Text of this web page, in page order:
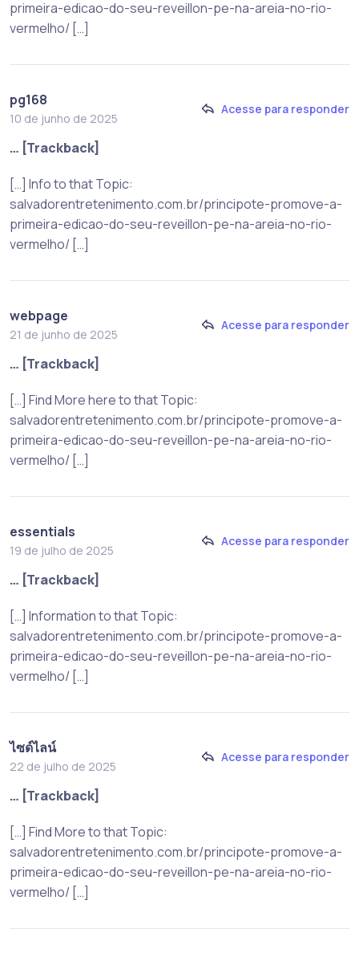
primeira-edicao-do-seu-reveillon-pe-na-areia-no-rio-
vermelho/ […]
pg168
10 de junho de 2025
Acesse para responder
… [Trackback]
[…] Info to that Topic:
salvadorentretenimento.com.br/principote-promove-a-
primeira-edicao-do-seu-reveillon-pe-na-areia-no-rio-
vermelho/ […]
webpage
21 de junho de 2025
Acesse para responder
… [Trackback]
[…] Find More here to that Topic:
salvadorentretenimento.com.br/principote-promove-a-
primeira-edicao-do-seu-reveillon-pe-na-areia-no-rio-
vermelho/ […]
essentials
19 de julho de 2025
Acesse para responder
… [Trackback]
[…] Information to that Topic:
salvadorentretenimento.com.br/principote-promove-a-
primeira-edicao-do-seu-reveillon-pe-na-areia-no-rio-
vermelho/ […]
ไซด์ไลน์
22 de julho de 2025
Acesse para responder
… [Trackback]
[…] Find More to that Topic:
salvadorentretenimento.com.br/principote-promove-a-
primeira-edicao-do-seu-reveillon-pe-na-areia-no-rio-
vermelho/ […]